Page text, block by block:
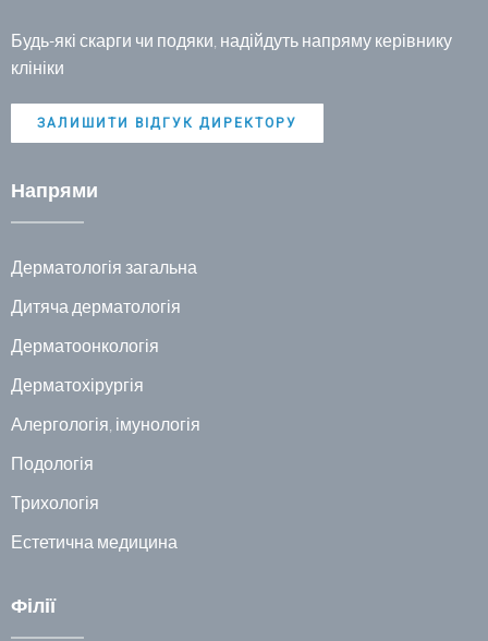
Будь-які скарги чи подяки, надійдуть напряму керівнику
клініки
ЗАЛИШИТИ ВІДГУК ДИРЕКТОРУ
Напрями
Дерматологія загальна
Дитяча дерматологія
Дерматоонкологія
Дерматохірургія
Алергологія, імунологія
Подологія
Трихологія
Естетична медицина
Філії